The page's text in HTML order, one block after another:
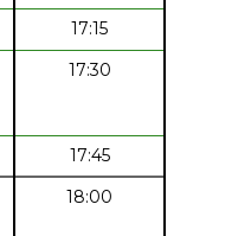
17:15
17:30
17:45
18:00